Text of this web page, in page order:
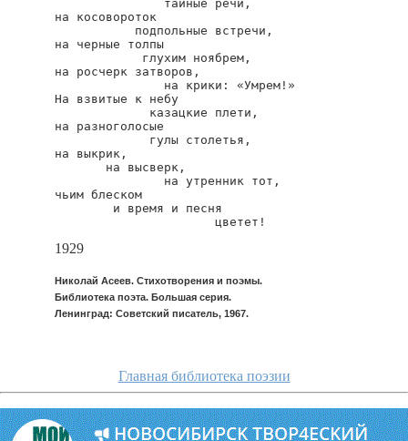
               тайные речи,
на косовороток
           подпольные встречи,
на черные толпы
            глухим ноябрем,
на росчерк затворов,
               на крики: «Умрем!»
На взвитые к небу
             казацкие плети,
на разноголосые
             гулы столетья,
на выкрик,
       на высверк,
               на утренник тот,
чьим блеском
        и время и песня
                      цветет!
1929
Николай Асеев. Стихотворения и поэмы.
Библиотека поэта. Большая серия.
Ленинград: Советский писатель, 1967.
Главная библиотека поэзии